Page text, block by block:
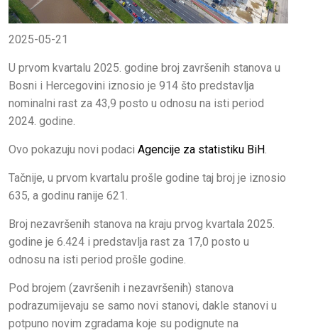
2025-05-21
U prvom kvartalu 2025. godine broj završenih stanova u
Bosni i Hercegovini iznosio je 914 što predstavlja
nominalni rast za 43,9 posto u odnosu na isti period
2024. godine.
Ovo pokazuju novi podaci Agencije za statistiku BiH.
Tačnije, u prvom kvartalu prošle godine taj broj je iznosio
635, a godinu ranije 621.
Broj nezavršenih stanova na kraju prvog kvartala 2025.
godine je 6.424 i predstavlja rast za 17,0 posto u
odnosu na isti period prošle godine.
Pod brojem (završenih i nezavršenih) stanova
podrazumijevaju se samo novi stanovi, dakle stanovi u
potpuno novim zgradama koje su podignute na